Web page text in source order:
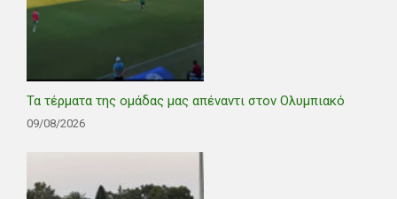
Τα τέρματα της ομάδας μας απέναντι στον Ολυμπιακό
09/08/2026